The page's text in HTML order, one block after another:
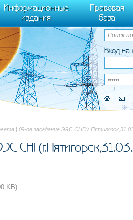
});
Информационные
издания
Правовая
база
Вход на
| 09-ое заседание ЭЭС
KB)